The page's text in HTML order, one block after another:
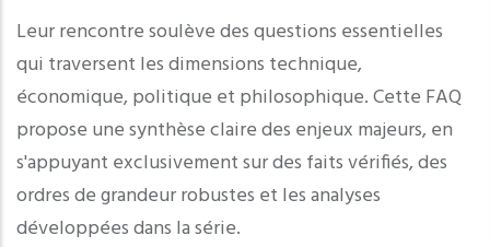
Leur rencontre soulève des questions essentielles
qui traversent les dimensions technique,
économique, politique et philosophique. Cette FAQ
propose une synthèse claire des enjeux majeurs, en
s'appuyant exclusivement sur des faits vérifiés, des
ordres de grandeur robustes et les analyses
développées dans la série.